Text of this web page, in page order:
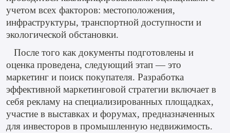
учетом всех факторов: местоположения,
инфраструктуры, транспортной доступности и
экологической обстановки.
После того как документы подготовлены и
оценка проведена, следующий этап — это
маркетинг и поиск покупателя. Разработка
эффективной маркетинговой стратегии включает в
себя рекламу на специализированных площадках,
участие в выставках и форумах, предназначенных
для инвесторов в промышленную недвижимость.